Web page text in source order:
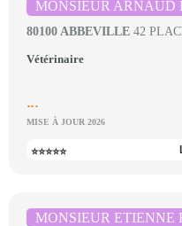
MONSIEUR ARNAUD
80100 ABBEVILLE 42
Vétérinaire
...
MISE À JOUR 2026
⭐⭐⭐⭐⭐
MONSIEUR ETIENNE